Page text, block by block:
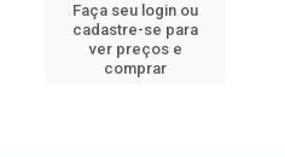
Faça seu login ou
cadastre-se para
ver preços e
comprar